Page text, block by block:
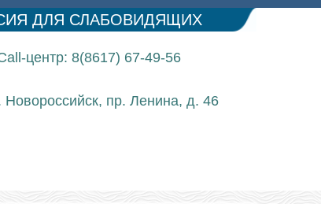
ДЛЯ СЛАБОВИДЯЩИХ
центр: 8(8617) 67-49-56
Новороссийск, пр. Ленина, д. 46